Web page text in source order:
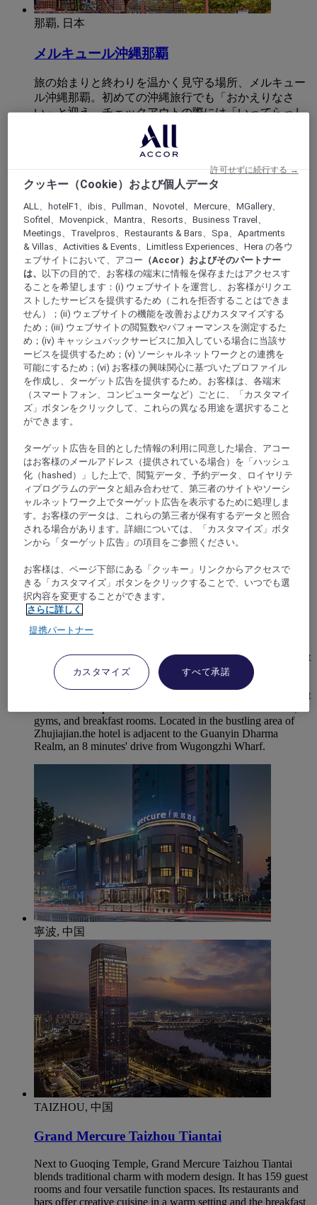
那覇, 日本
メルキュール沖縄那覇
旅の始まりと終わりを温かく見守る場所、メルキュー
ル沖縄那覇。初めての沖縄旅行でも「おかえりなさ
い」と迎え、チェックアウトの際には「いってらっし
ゃい」とお送りいたします。安心して旅を始め、終え
ることができるよう、私たちがサポートいたします。
沖縄県, 日本
グランドメルキュール沖縄残波岬リゾート
残波岬の美しい海岸沿いに位置するグランドメルキュ
ール沖縄残波岬リゾートは、素晴らしい眺望と静かな
スでもレジャーでも、沖縄のホテルをお探しなら、グ
ランドメルキュールはあらゆるタイプの旅行者に適し
た施設を備えています。このプレミアムホテルには、
流れるプール、スライダー、大人専用プール、スパ、
複数のダイニングオプション、快適な和室または洋室
の客室とスイートルームを備えたプールエリアを完備
しています。
4,0/5 Rated 4,0 of 5
ZHOUSHAN, 中国
Mercure Zhoushan Putuoshan Airport
Mercure Zhoushan Putuoshan Airport features fully intelligent
guest rooms. Equipped with 65-inch LCD TVs, central air
conditioning, high-speed WIFI, and robot services.
Combining a sense of technology with the warmth of home. It
gyms, and breakfast rooms. Located in the bustling area of
Zhujiajian.the hotel is adjacent to the Guanyin Dharma
Realm, an 8 minutes' drive from Wugongzhi Wharf.
寧波, 中国
TAIZHOU, 中国
Grand Mercure Taizhou Tiantai
Next to Guoqing Temple, Grand Mercure Taizhou Tiantai
blends traditional charm with modern design. It has 159 guest
rooms and four versatile function spaces. Its restaurants and
bars offer creative cuisine in a warm setting and the breakfast
クッキー（Cookie）および個人データ
ALL、hotelF1、ibis、Pullman、Novotel、Mercure、MGallery、
Sofitel、Movenpick、Mantra、Resorts、Business Travel、
Meetings、Travelpros、Restaurants & Bars、Spa、Apartments
& Villas、Activities & Events、Limitless Experiences、Hera の各ウ
ェブサイトにおいて、アコー （Accor）およびそのパートナー
は、
以下の目的で、お客様の端末に情報を保存またはアクセスす
ることを希望します：(i) ウェブサイトを運営し、お客様がリクエ
ストしたサービスを提供するため（これを拒否することはできま
せん）；(ii) ウェブサイトの機能を改善およびカスタマイズする
ため；(iii) ウェブサイトの閲覧数やパフォーマンスを測定するた
め；(iv) キャッシュバックサービスに加入している場合に当該サ
ービスを提供するため；(v) ソーシャルネットワークとの連携を
可能にするため；(vi) お客様の興味関心に基づいたプロファイル
を作成し、ターゲット広告を提供するため。お客様は、各端末
（スマートフォン、コンピューターなど）ごとに、「カスタマイ
ズ」ボタンをクリックして、これらの異なる用途を選択すること
ができます。
ターゲット広告を目的とした情報の利用に同意した場合、アコー
はお客様のメールアドレス（提供されている場合）を「ハッシュ
化（hashed）」した上で、閲覧データ、予約データ、ロイヤリテ
ィプログラムのデータと組み合わせて、第三者のサイトやソーシ
ャルネットワーク上でターゲット広告を表示するために処理しま
す。お客様のデータは、これらの第三者が保有するデータと照合
される場合があります。詳細については、「カスタマイズ」ボタ
ンから「ターゲット広告」の項目をご参照ください。
お客様は、ページ下部にある「クッキー」リンクからアクセスで
きる「カスタマイズ」ボタンをクリックすることで、いつでも選
択内容を変更することができます。
さらに詳しく
提携パートナー
カスタマイズ すべて承諾
許可せずに続行する →